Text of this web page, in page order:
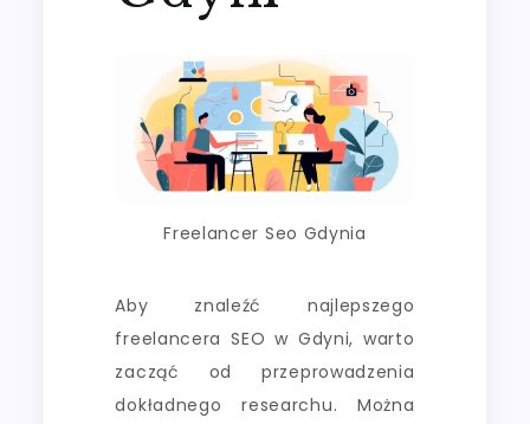
Freelancer Seo Gdynia
Aby znaleźć najlepszego
freelancera SEO w Gdyni, warto
zacząć od przeprowadzenia
dokładnego researchu. Można